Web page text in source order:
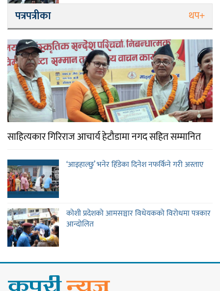
पत्रपत्रीका थप+
साहित्यकार गिरिराज आचार्य हेटौडामा नगद सहित सम्मानित
‘आइहाल्छु’ भनेर हिँडेका दिनेश नफर्किने गरी अस्ताए
कोशी प्रदेशको आमसञ्चार विधेयकको विरोधमा पत्रकार
आन्दोलित